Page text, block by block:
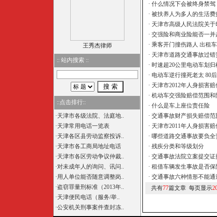
王秀杰律师
:: 站内搜索 ::
::点击排行::
·天津市各级法院、法庭地..
·天津常用电话一览表
·天津各区县劳动监察投诉..
·天津市各工商局地址电话
·天津市各区劳动争议仲裁..
·对未成年人的询问、讯问..
·用人单位能否随意调整岗..
·盗窃罪量刑标准（2013年..
·天津便民电话（服务/举..
·公安机关刑事案件查封冻..
· 什么情况下会被终身禁驾
· 被扶养人为多人的生活费
· 天津市高级人民法院关
· 交强险和商业险能否一并
· 乘客开门撞伤路人 出租
· 天津市道路交通事故过
· 时速超20公里电动车划
· 电动车逆行撞死老太 80
· 天津市2012年人身损害
· 机动车交强险赔偿范围和
· 什么是车上座位责任险
· 交通事故财产损失赔偿范
· 天津市2011年人身损害
· 哪些道路交通事故要负全
· 残疾分类和等级划分
· 交通事故法院立案提交证
· 租借车辆发生事故是否保
· 交通事故六种情形不能
共有77篇文章 每页显示